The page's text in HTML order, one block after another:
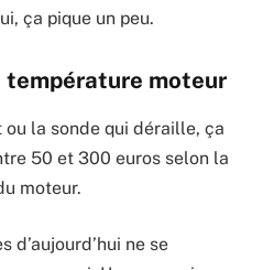
ça pique un peu.
température moteur
ou la sonde qui déraille, ça
50 et 300 euros selon la
moteur.
d’aujourd’hui ne se